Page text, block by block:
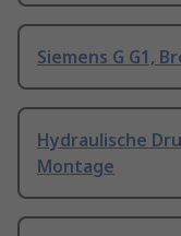
Siemens G G1,
Hydraulische
Montage